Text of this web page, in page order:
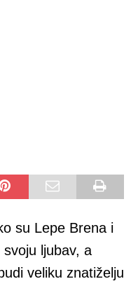
su Lepe Brena i
ljubav, a
veliku znatiželju